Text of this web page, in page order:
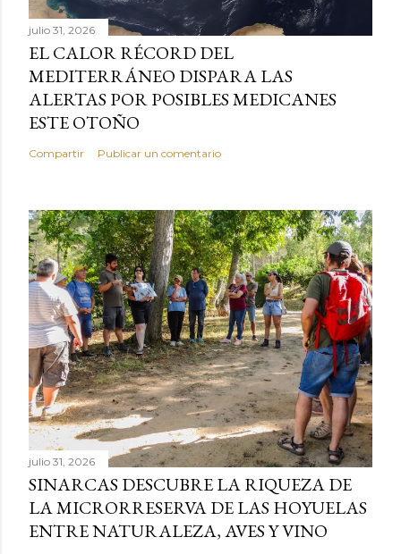
julio 31, 2026
EL CALOR RÉCORD DEL
MEDITERRÁNEO DISPARA LAS
ALERTAS POR POSIBLES MEDICANES
ESTE OTOÑO
Compartir Publicar un comentario
julio 31, 2026
SINARCAS DESCUBRE LA RIQUEZA DE
LA MICRORRESERVA DE LAS HOYUELAS
ENTRE NATURALEZA, AVES Y VINO